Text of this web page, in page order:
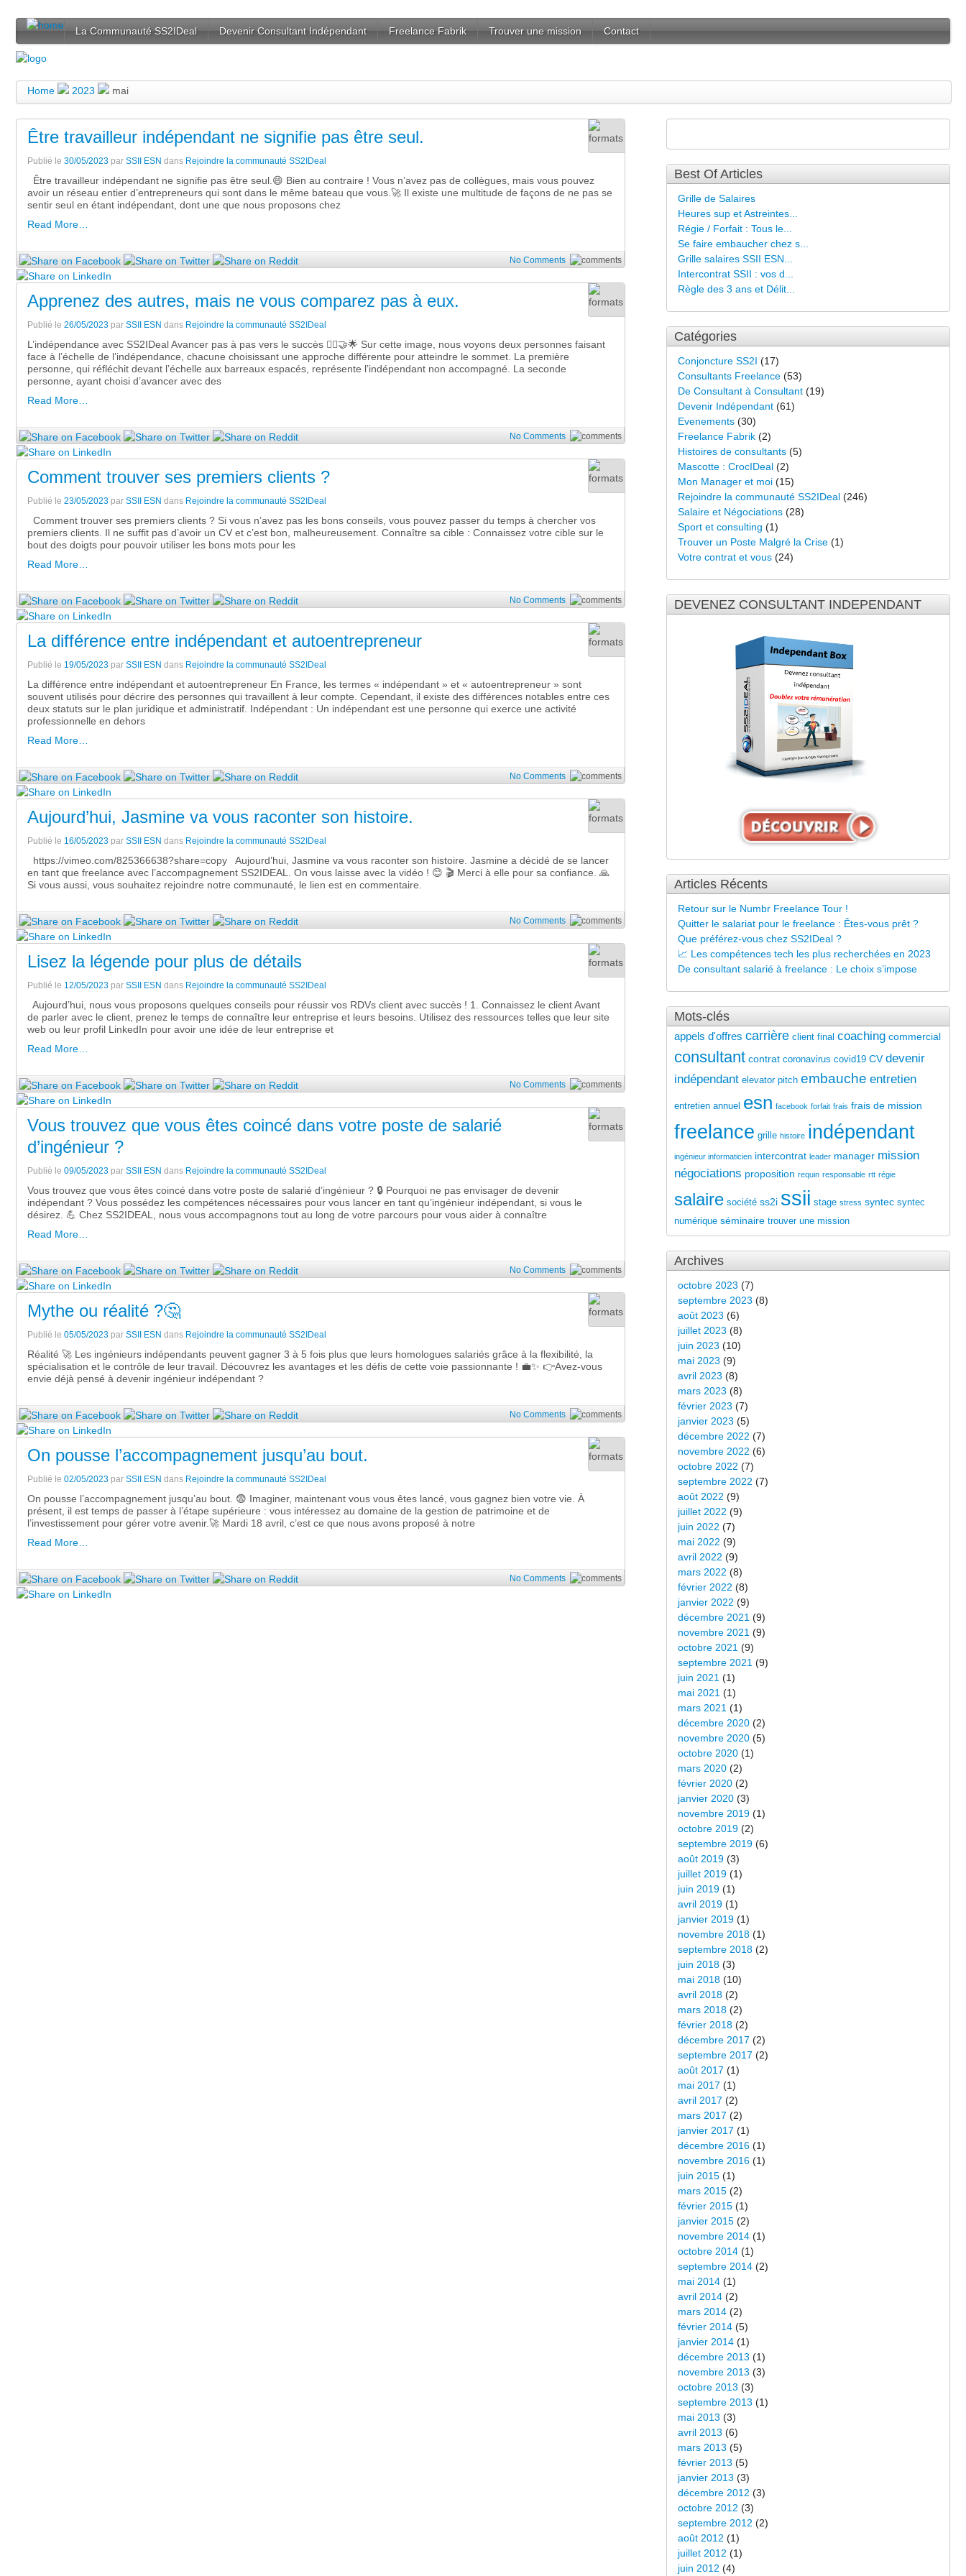
La Communauté SS2IDeal Devenir Consultant Indépendant Freelance Fabrik Trouver une mission Contact
Home 2023 mai
Être travailleur indépendant ne signifie pas être seul.
Publié le 30/05/2023 par SSII ESN dans Rejoindre la communauté SS2IDeal
Être travailleur indépendant ne signifie pas être seul.😄 Bien au contraire ! Vous n’avez pas de collègues, mais vous pouvez
avoir un réseau entier d’entrepreneurs qui sont dans le même bateau que vous.🚀 Il existe une multitude de façons de ne pas se
sentir seul en étant indépendant, dont une que nous proposons chez
Read More…
No Comments
Apprenez des autres, mais ne vous comparez pas à eux.
Publié le 26/05/2023 par SSII ESN dans Rejoindre la communauté SS2IDeal
L’indépendance avec SS2IDeal Avancer pas à pas vers le succès 🧗‍♂️🤝🌟 Sur cette image, nous voyons deux personnes faisant
face à l’échelle de l’indépendance, chacune choisissant une approche différente pour atteindre le sommet. La première
personne, qui réfléchit devant l’échelle aux barreaux espacés, représente l’indépendant non accompagné. La seconde
personne, ayant choisi d’avancer avec des
Read More…
No Comments
Comment trouver ses premiers clients ?
Publié le 23/05/2023 par SSII ESN dans Rejoindre la communauté SS2IDeal
Comment trouver ses premiers clients ? Si vous n’avez pas les bons conseils, vous pouvez passer du temps à chercher vos
premiers clients. Il ne suffit pas d’avoir un CV et c’est bon, malheureusement. Connaître sa cible : Connaissez votre cible sur le
bout des doigts pour pouvoir utiliser les bons mots pour les
Read More…
No Comments
La différence entre indépendant et autoentrepreneur
Publié le 19/05/2023 par SSII ESN dans Rejoindre la communauté SS2IDeal
La différence entre indépendant et autoentrepreneur En France, les termes « indépendant » et « autoentrepreneur » sont
souvent utilisés pour décrire des personnes qui travaillent à leur compte. Cependant, il existe des différences notables entre ces
deux statuts sur le plan juridique et administratif. Indépendant : Un indépendant est une personne qui exerce une activité
professionnelle en dehors
Read More…
No Comments
Aujourd’hui, Jasmine va vous raconter son histoire.
Publié le 16/05/2023 par SSII ESN dans Rejoindre la communauté SS2IDeal
https://vimeo.com/825366638?share=copy Aujourd’hui, Jasmine va vous raconter son histoire. Jasmine a décidé de se lancer
en tant que freelance avec l’accompagnement SS2IDEAL. On vous laisse avec la vidéo ! 😊 🎬 Merci à elle pour sa confiance. 🙏
Si vous aussi, vous souhaitez rejoindre notre communauté, le lien est en commentaire.
No Comments
Lisez la légende pour plus de détails
Publié le 12/05/2023 par SSII ESN dans Rejoindre la communauté SS2IDeal
Aujourd’hui, nous vous proposons quelques conseils pour réussir vos RDVs client avec succès ! 1. Connaissez le client Avant
de parler avec le client, prenez le temps de connaître leur entreprise et leurs besoins. Utilisez des ressources telles que leur site
web ou leur profil LinkedIn pour avoir une idée de leur entreprise et
Read More…
No Comments
Vous trouvez que vous êtes coincé dans votre poste de salarié
d’ingénieur ?
Publié le 09/05/2023 par SSII ESN dans Rejoindre la communauté SS2IDeal
Vous trouvez que vous êtes coincé dans votre poste de salarié d’ingénieur ? 🔒 Pourquoi ne pas envisager de devenir
indépendant ? Vous possédez les compétences nécessaires pour vous lancer en tant qu’ingénieur indépendant, si vous le
désirez. 💪 Chez SS2IDEAL, nous vous accompagnons tout au long de votre parcours pour vous aider à connaître
Read More…
No Comments
Mythe ou réalité ?🤔
Publié le 05/05/2023 par SSII ESN dans Rejoindre la communauté SS2IDeal
Réalité 🚀 Les ingénieurs indépendants peuvent gagner 3 à 5 fois plus que leurs homologues salariés grâce à la flexibilité, la
spécialisation et le contrôle de leur travail. Découvrez les avantages et les défis de cette voie passionnante ! 💼✨ 👉Avez-vous
envie déjà pensé à devenir ingénieur indépendant ?
No Comments
On pousse l’accompagnement jusqu’au bout.
Publié le 02/05/2023 par SSII ESN dans Rejoindre la communauté SS2IDeal
On pousse l’accompagnement jusqu’au bout. 😨 Imaginer, maintenant vous vous êtes lancé, vous gagnez bien votre vie. À
présent, il est temps de passer à l’étape supérieure : vous intéressez au domaine de la gestion de patrimoine et de
l’investissement pour gérer votre avenir.🚀 Mardi 18 avril, c’est ce que nous avons proposé à notre
Read More…
No Comments
Best Of Articles
Grille de Salaires
Heures sup et Astreintes...
Régie / Forfait : Tous le...
Se faire embaucher chez s...
Grille salaires SSII ESN...
Intercontrat SSII : vos d...
Règle des 3 ans et Délit...
Catégories
Conjoncture SS2I (17)
Consultants Freelance (53)
De Consultant à Consultant (19)
Devenir Indépendant (61)
Evenements (30)
Freelance Fabrik (2)
Histoires de consultants (5)
Mascotte : CrocIDeal (2)
Mon Manager et moi (15)
Rejoindre la communauté SS2IDeal (246)
Salaire et Négociations (28)
Sport et consulting (1)
Trouver un Poste Malgré la Crise (1)
Votre contrat et vous (24)
DEVENEZ CONSULTANT INDEPENDANT
Articles Récents
Retour sur le Numbr Freelance Tour !
Quitter le salariat pour le freelance : Êtes-vous prêt ?
Que préférez-vous chez SS2IDeal ?
📈 Les compétences tech les plus recherchées en 2023
De consultant salarié à freelance : Le choix s’impose
Mots-clés
appels d'offres carrière client final coaching commercial
consultant contrat coronavirus covid19 CV devenir
indépendant elevator pitch embauche entretien
entretien annuel esn facebook forfait frais frais de mission
freelance grille histoire indépendant
ingénieur informaticien intercontrat leader manager mission
négociations proposition requin responsable rtt régie
salaire société ss2i ssii stage stress syntec syntec
numérique séminaire trouver une mission
Archives
octobre 2023 (7)
septembre 2023 (8)
août 2023 (6)
juillet 2023 (8)
juin 2023 (10)
mai 2023 (9)
avril 2023 (8)
mars 2023 (8)
février 2023 (7)
janvier 2023 (5)
décembre 2022 (7)
novembre 2022 (6)
octobre 2022 (7)
septembre 2022 (7)
août 2022 (9)
juillet 2022 (9)
juin 2022 (7)
mai 2022 (9)
avril 2022 (9)
mars 2022 (8)
février 2022 (8)
janvier 2022 (9)
décembre 2021 (9)
novembre 2021 (9)
octobre 2021 (9)
septembre 2021 (9)
juin 2021 (1)
mai 2021 (1)
mars 2021 (1)
décembre 2020 (2)
novembre 2020 (5)
octobre 2020 (1)
mars 2020 (2)
février 2020 (2)
janvier 2020 (3)
novembre 2019 (1)
octobre 2019 (2)
septembre 2019 (6)
août 2019 (3)
juillet 2019 (1)
juin 2019 (1)
avril 2019 (1)
janvier 2019 (1)
novembre 2018 (1)
septembre 2018 (2)
juin 2018 (3)
mai 2018 (10)
avril 2018 (2)
mars 2018 (2)
février 2018 (2)
décembre 2017 (2)
septembre 2017 (2)
août 2017 (1)
mai 2017 (1)
avril 2017 (2)
mars 2017 (2)
janvier 2017 (1)
décembre 2016 (1)
novembre 2016 (1)
juin 2015 (1)
mars 2015 (2)
février 2015 (1)
janvier 2015 (2)
novembre 2014 (1)
octobre 2014 (1)
septembre 2014 (2)
mai 2014 (1)
avril 2014 (2)
mars 2014 (2)
février 2014 (5)
janvier 2014 (1)
décembre 2013 (1)
novembre 2013 (3)
octobre 2013 (3)
septembre 2013 (1)
mai 2013 (3)
avril 2013 (6)
mars 2013 (5)
février 2013 (5)
janvier 2013 (3)
décembre 2012 (3)
octobre 2012 (3)
septembre 2012 (2)
août 2012 (1)
juillet 2012 (1)
juin 2012 (4)